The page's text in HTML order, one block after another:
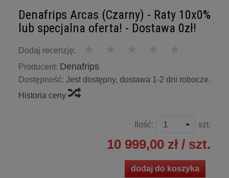
Denafrips Arcas (Czarny) - Raty 10x0%
lub specjalna oferta! - Dostawa 0zł!
Dodaj recenzję:
Producent: Denafrips
Dostępność: Jest dostępny, dostawa 1-2 dni robocze.
Historia ceny
Ilość: szt.
10 999,00 zł / szt.
dodaj do koszyka